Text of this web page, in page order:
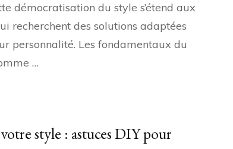
démocratisation du style s’étend aux
recherchent des solutions adaptées
personnalité. Les fondamentaux du
…
style : astuces DIY pour